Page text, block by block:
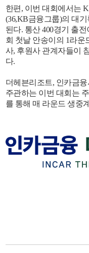
한편, 이번 대회에서는
(36,KB금융그룹)의 대
된다. 통산 400경기 출
회 첫날 안송이의 1라운
사, 후원사 관계자들이
다.
더헤븐리조트, 인카금
주관하는 이번 대회는
를 통해 매 라운드 생중